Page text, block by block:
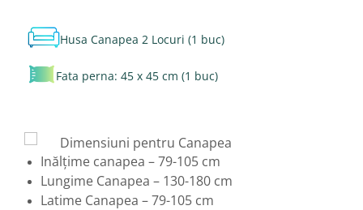
Husa Canapea 2 Locuri (1 buc)
Fata perna: 45 x 45 cm (1 buc)
Dimensiuni pentru Canapea
Inălțime canapea – 79-105 cm
Lungime Canapea – 130-180 cm
Latime Canapea – 79-105 cm